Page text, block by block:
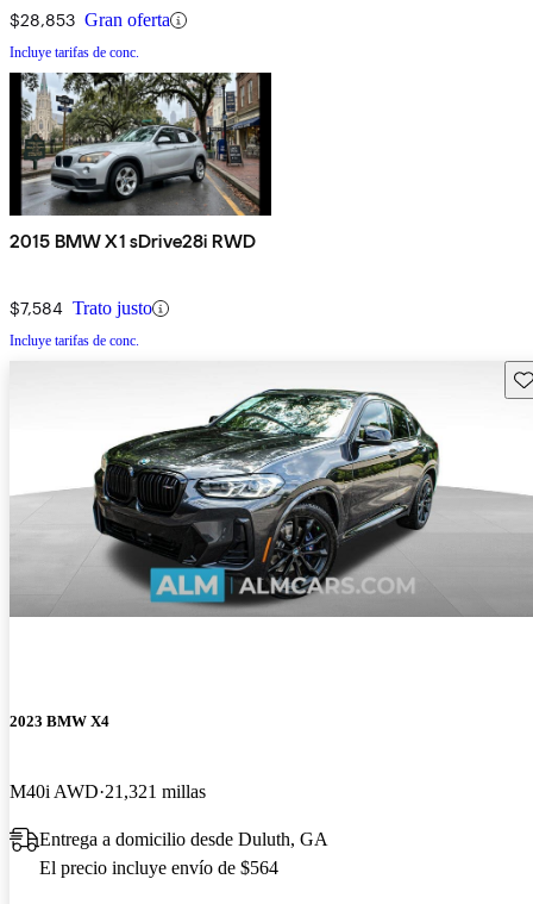
$28,853 Gran oferta
Incluye tarifas de conc.
2015 BMW X1 sDrive28i RWD
$7,584 Trato justo
Incluye tarifas de conc.
2023 BMW X4
M40i AWD 21,321 millas
Entrega a domicilio desde Duluth, GA
El precio incluye envío de $564